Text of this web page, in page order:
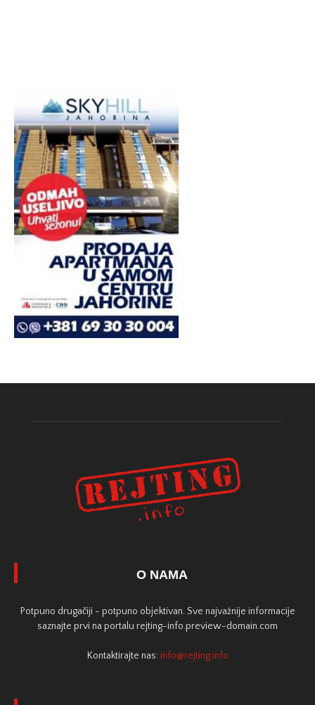
O NAMA
Potpuno drugačiji - potpuno objektivan. Sve najvažnije informacije
saznajte prvi na portalu rejting-info.preview-domain.com
Kontaktirajte nas: info@rejting.info